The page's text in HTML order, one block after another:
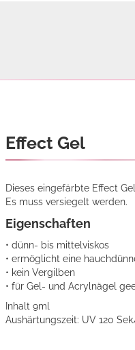
Effect Gel
Dieses eingefärbte Effect
Es muss versiegelt werden.
Eigenschaften
• dünn- bis mittelviskos
• ermöglicht eine
• kein Vergilben
• für Gel- und Acrylnägel
Inhalt 9ml
Aushärtungszeit: UV 120